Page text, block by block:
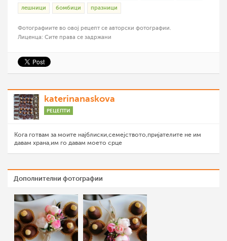
лешници бомбици празници
Фотографиите во овој рецепт се авторски фотографии.
Лиценца: Сите права се задржани
katerinanaskova
РЕЦЕПТИ
Кога готвам за моите најблиски,семејството,пријателите не им
давам храна,им го давам моето срце
Дополнителни фотографии